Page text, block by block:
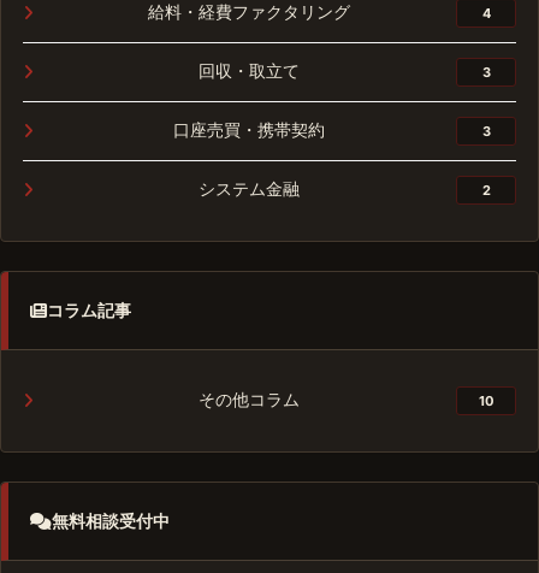
給料・経費ファクタリング 4
回収・取立て 3
口座売買・携帯契約 3
システム金融 2
コラム記事
その他コラム 10
無料相談受付中